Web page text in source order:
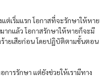
ต่เริ่มแรก โอกาสที่จะรักษาให้หาย
กแล้ว โอกาสรักษาให้หายก็จะมี
ายเสียก่อน โดยปฏิบัติตามขั้นตอน
ารรักษา แต่ยังช่วยให้เรามีทาง